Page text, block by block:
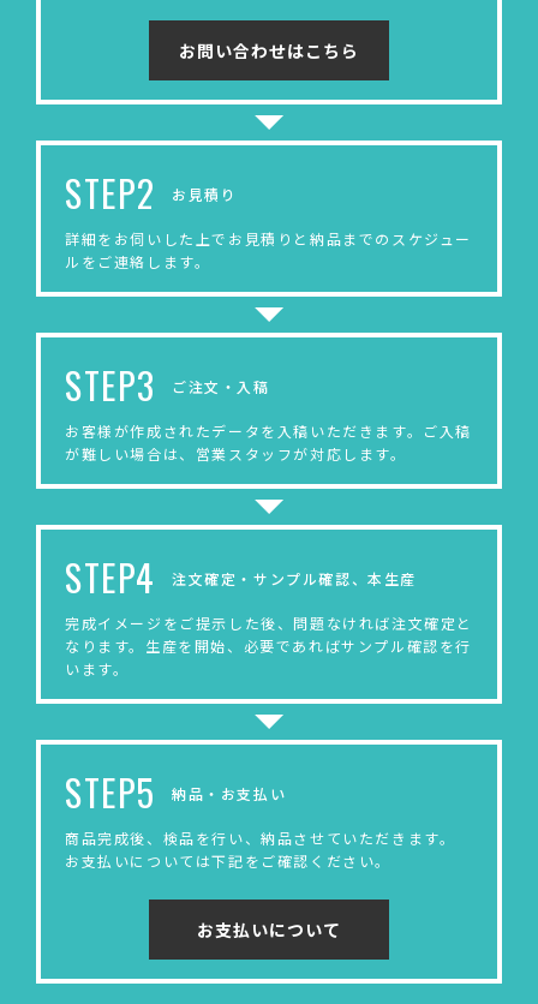
お問い合わせはこちら
STEP2 お見積り
詳細をお伺いした上でお見積りと納品までのスケジュー
ルをご連絡します。
STEP3 ご注文・入稿
お客様が作成されたデータを入稿いただきます。ご入稿
が難しい場合は、営業スタッフが対応します。
STEP4 注文確定・サンプル確認、本生産
完成イメージをご提示した後、問題なければ注文確定と
なります。生産を開始、必要であればサンプル確認を行
います。
STEP5 納品・お支払い
商品完成後、検品を行い、納品させていただきます。
お支払いについては下記をご確認ください。
お支払いについて